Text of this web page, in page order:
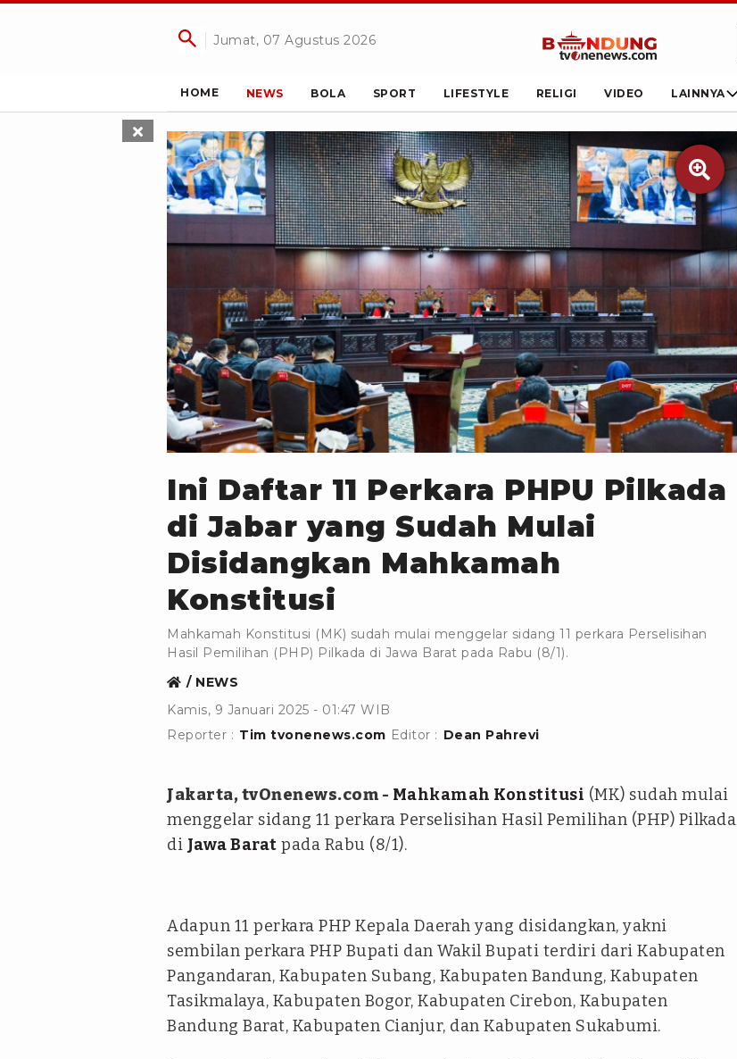
Jumat, 07 Agustus 2026
HOME NEWS BOLA SPORT LIFESTYLE RELIGI VIDEO LAINNYA

tvOnenews.com/Taufik
Ini Daftar 11 Perkara PHPU Pilkada
di Jabar yang Sudah Mulai
Disidangkan Mahkamah
Konstitusi
Mahkamah Konstitusi (MK) sudah mulai menggelar sidang 11 perkara Perselisihan
Hasil Pemilihan (PHP) Pilkada di Jawa Barat pada Rabu (8/1).
NEWS
Kamis, 9 Januari 2025 - 01:47 WIB
Reporter : Tim tvonenews.com Editor : Dean Pahrevi
Jakarta, tvOnenews.com - Mahkamah Konstitusi (MK) sudah mulai
menggelar sidang 11 perkara Perselisihan Hasil Pemilihan (PHP) Pilkada
di Jawa Barat pada Rabu (8/1).
Adapun 11 perkara PHP Kepala Daerah yang disidangkan, yakni
sembilan perkara PHP Bupati dan Wakil Bupati terdiri dari Kabupaten
Pangandaran, Kabupaten Subang, Kabupaten Bandung, Kabupaten
Tasikmalaya, Kabupaten Bogor, Kabupaten Cirebon, Kabupaten
Bandung Barat, Kabupaten Cianjur, dan Kabupaten Sukabumi.